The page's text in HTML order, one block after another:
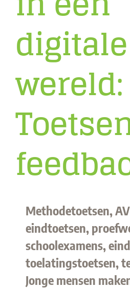
digitale
wereld:
Methodetoetsen,
eindtoetsen,
schoolexamens,
toelatingstoetsen,
Jonge mensen